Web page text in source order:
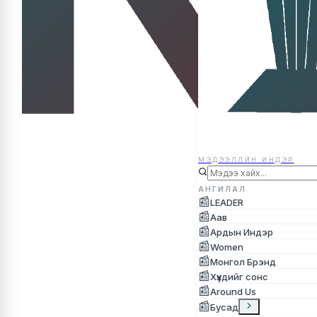
МЭДЭЭЛЛЙН ИНДЭР
АНГИЛАЛ
📰LEADER
📰Аав
📰Ардын Индэр
📰Women
📰Монгол Брэнд
📰Хүүхдийг сонс
📰Around Us
📰Бусад